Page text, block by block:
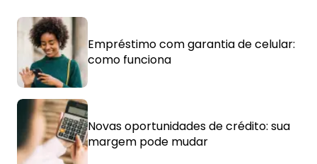
Empréstimo com garantia de celular:
como funciona
Novas oportunidades de crédito: sua
margem pode mudar